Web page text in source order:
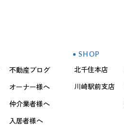
不動産ブログ
オーナー様へ
仲介業者様へ
入居者様へ
SHOP
北千住本店
川崎駅前支店